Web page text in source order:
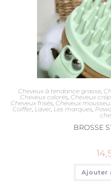
Cheveux à tendance grasse,
Cheveux colorés Cheveux
Cheveux frisés Cheveux
Coiffer Laver ,Les marques
BROSSE
Ajouter